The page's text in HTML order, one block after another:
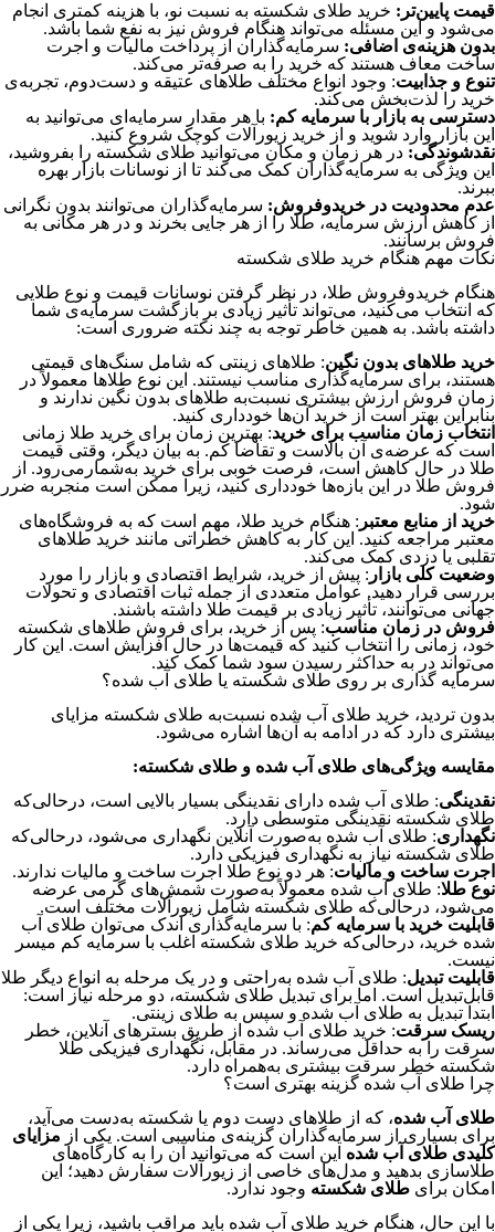
قیمت پایین‌تر: خرید طلای شکسته به نسبت نو، با هزینه کمتری انجام
می‌شود و این مسئله می‌تواند هنگام فروش نیز به نفع شما باشد.
بدون هزینه‌ی اضافی: سرمایه‌گذاران از پرداخت مالیات و اجرت
ساخت معاف هستند که خرید را به صرفه‌تر می‌کند.
تنوع و جذابیت: وجود انواع مختلف طلاهای عتیقه و دست‌دوم، تجربه‌ی
خرید را لذت‌بخش می‌کند.
دسترسی به بازار با سرمایه کم: با هر مقدار سرمایه‌ای می‌توانید به
این بازار وارد شوید و از خرید زیورآلات کوچک شروع کنید.
نقدشوندگی: در هر زمان و مکان می‌توانید طلای شکسته را بفروشید،
این ویژگی به سرمایه‌گذاران کمک می‌کند تا از نوسانات بازار بهره
ببرند.
عدم محدودیت در خرید‌و‌فروش: سرمایه‌گذاران می‌توانند بدون نگرانی
از کاهش ارزش سرمایه، طلا را از هر جایی بخرند و در هر مکانی به
فروش برسانند.
نکات مهم هنگام خرید طلای شکسته
هنگام خرید‌و‌فروش طلا، در نظر گرفتن نوسانات قیمت و نوع طلایی
که انتخاب می‌کنید، می‌تواند تأثیر زیادی بر بازگشت سرمایه‌ی شما
داشته باشد. به همین خاطر توجه به چند نکته ضروری است:
خرید طلاهای بدون نگین: طلاهای زینتی که شامل سنگ‌های قیمتی
هستند، برای سرمایه‌گذاری مناسب نیستند. این نوع طلاها معمولاً در
زمان فروش ارزش بیشتری نسبت‌به طلاهای بدون نگین ندارند و
بنابراین بهتر است از خرید آن‌ها خودداری کنید.
انتخاب زمان مناسب برای خرید: بهترین زمان برای خرید طلا زمانی
است که عرضه‌ی آن بالاست و تقاضا کم. به بیان دیگر، وقتی قیمت
طلا در حال کاهش است، فرصت خوبی برای خرید به‌شمار‌می‌رود. از
فروش طلا در این بازه‌ها خودداری کنید، زیرا ممکن است منجر‌به ضرر
شود.
خرید از منابع معتبر : هنگام خرید طلا، مهم است که به فروشگاه‌های
معتبر مراجعه کنید. این کار به کاهش خطراتی مانند خرید طلاهای
تقلبی یا دزدی کمک می‌کند.
وضعیت کلی بازار : پیش از خرید، شرایط اقتصادی و بازار را مورد
بررسی قرار دهید. عوامل متعددی از جمله ثبات اقتصادی و تحولات
جهانی می‌توانند، تأثیر زیادی بر قیمت طلا داشته باشند.
فروش در زمان مناسب: پس از خرید، برای فروش طلاهای شکسته
خود، زمانی را انتخاب کنید که قیمت‌ها در حال افزایش است. این کار
می‌تواند در به حداکثر رسیدن سود شما کمک کند.
سرمایه گذاری بر روی طلای شکسته یا طلای آب شده؟
بدون تردید، خرید طلای آب شده نسبت‌به طلای شکسته مزایای
بیشتری دارد که در ادامه به آن‌ها اشاره می‌شود.
مقایسه ویژگی‌های طلای آب شده و طلای شکسته:
نقدینگی: طلای آب شده دارای نقدینگی بسیار بالایی است، در‌حالی‌که
طلای شکسته نقدینگی متوسطی دارد.
نگهداری: طلای آب شده به‌صورت آنلاین نگهداری می‌شود، در‌حالی‌که
طلای شکسته نیاز به نگهداری فیزیکی دارد.
اجرت ساخت و مالیات: هر دو نوع طلا اجرت ساخت و مالیات ندارند.
نوع طلا: طلای آب شده معمولاً به‌صورت شمش‌های گرمی عرضه
می‌شود، در‌حالی‌که طلای شکسته شامل زیورآلات مختلف است.
قابلیت خرید با سرمایه کم: با سرمایه‌گذاری اندک می‌توان طلای آب
شده خرید، در‌حالی‌که خرید طلای شکسته اغلب با سرمایه کم میسر
نیست.
قابلیت تبدیل: طلای آب شده به‌راحتی و در یک مرحله به انواع دیگر طلا
قابل‌تبدیل است. اما برای تبدیل طلای شکسته، دو مرحله نیاز است:
ابتدا تبدیل به طلای آب شده و سپس به طلای زینتی.
ریسک سرقت: خرید طلای آب شده از طریق بسترهای آنلاین، خطر
سرقت را به حداقل می‌رساند. در مقابل، نگهداری فیزیکی طلا
شکسته خطر سرقت بیشتری به‌همراه دارد.
چرا طلای آب شده گزینه بهتری است؟
طلای آب شده، که از طلاهای دست دوم یا شکسته به‌دست می‌آید،
برای بسیاری از سرمایه‌گذاران گزینه‌ی مناسبی است. یکی از مزایای
کلیدی طلای آب شده این است که می‌توانید آن را به کارگاه‌های
طلاسازی بدهید و مدل‌های خاصی از زیورآلات سفارش دهید؛ این
امکان برای طلای شکسته وجود ندارد.
با این حال، هنگام خرید طلای آب شده باید مراقب باشید، زیرا یکی از